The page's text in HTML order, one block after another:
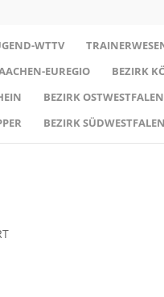
WTTV
EUREGIO BEZIRK
BEZIRK
BEZIRK SÜDWESTFALEN